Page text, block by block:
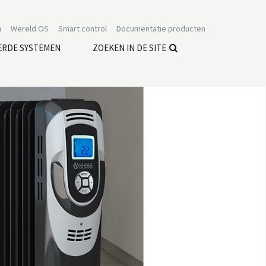
Documentatie producten
Smart control
Wereld OS
SYSTEMEN ZOEKEN IN DE SITE